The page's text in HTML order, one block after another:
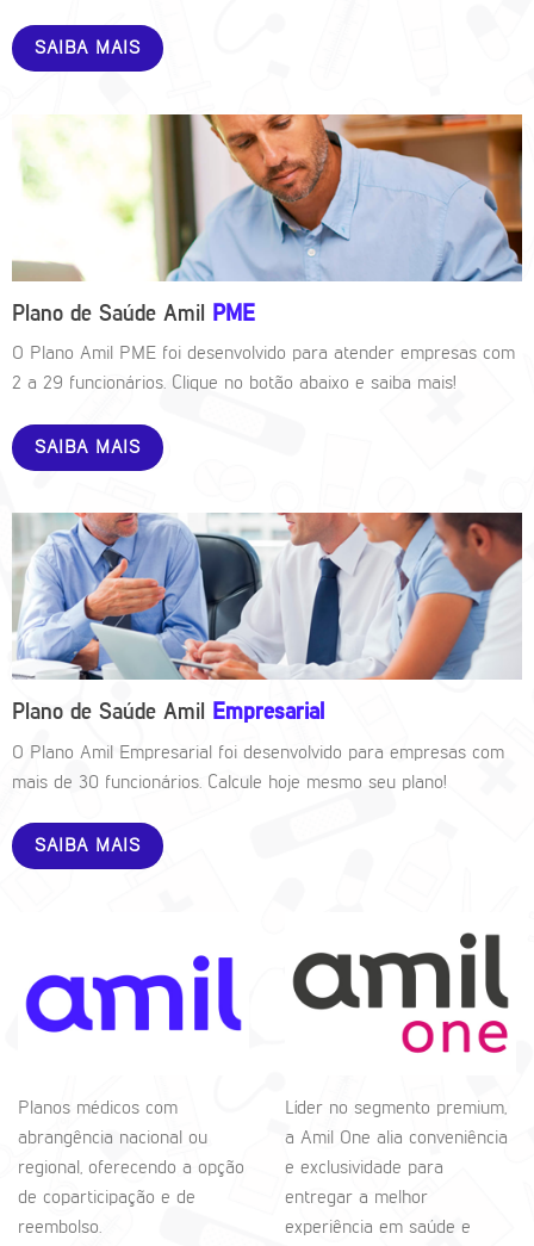
SAIBA MAIS
Plano de Saúde Amil PME
O Plano Amil PME foi desenvolvido para atender empresas com
2 a 29 funcionários. Clique no botão abaixo e saiba mais!
SAIBA MAIS
Plano de Saúde Amil Empresarial
O Plano Amil Empresarial foi desenvolvido para empresas com
mais de 30 funcionários. Calcule hoje mesmo seu plano!
SAIBA MAIS
Planos médicos com
abrangência nacional ou
regional, oferecendo a opção
de coparticipação e de
reembolso.
Líder no segmento premium,
a Amil One alia conveniência
e exclusividade para
entregar a melhor
experiência em saúde e